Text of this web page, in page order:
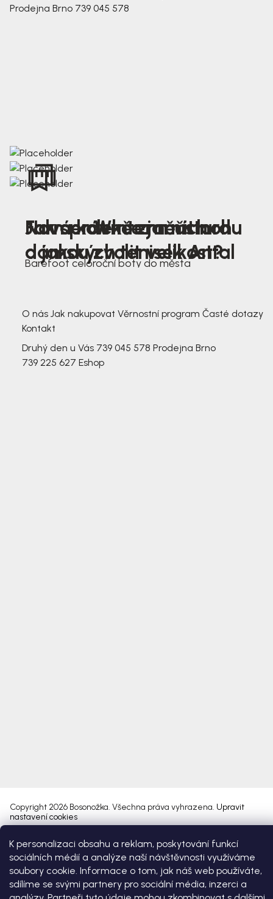
K personalizaci obsahu a reklam, poskytování funkcí
sociálních médií a analýze naší návštěvnosti využíváme
soubory cookie. Informace o tom, jak náš web používáte,
sdílíme se svými partnery pro sociální média, inzerci a
Prodejna Brno 739 045 578
Nová kolekce jarních
dámských tenisek Antal
Jak správně změřit nohu
a jakou zvolit velikost?
Farmer Winter mustard
Barefoot celoroční boty do města
O nás Jak nakupovat Věrnostní program Časté dotazy
Kontakt
Druhý den u Vás 739 045 578 Prodejna Brno
739 225 627 Eshop
Vytvořil Shoptet Premium
Copyright 2026 Bosonožka. Všechna práva vyhrazena. Upravit
nastavení cookies